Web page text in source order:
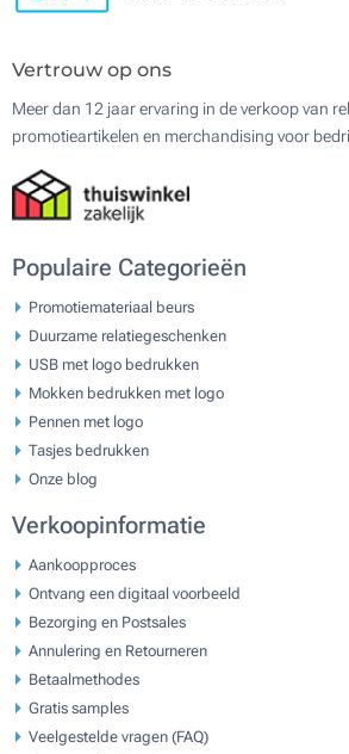
Vertrouw op ons
Meer dan 12 jaar ervaring in de verkoop van
promotieartikelen en merchandising voor
Populaire Categorieën
Promotiemateriaal beurs
Duurzame relatiegeschenken
USB met logo bedrukken
Mokken bedrukken met logo
Pennen met logo
Tasjes bedrukken
Onze blog
Verkoopinformatie
Aankoopproces
Ontvang een digitaal voorbeeld
Bezorging en Postsales
Annulering en Retourneren
Betaalmethodes
Gratis samples
Veelgestelde vragen (FAQ)